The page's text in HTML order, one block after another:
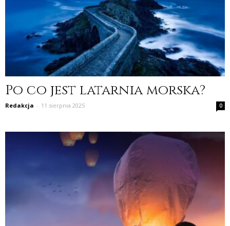
Po co jest latarnia morska?
Redakcja - 11 sierpnia 2025 0